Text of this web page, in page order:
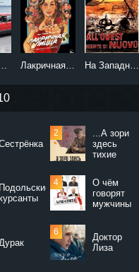
моей машины (2021) Лакричная пицца (2021) На Западном фронте без перемен (2022)
...А зори
здесь
тихие
Подольские
О чём
говорят
мужчины
Дурак
Доктор
Лиза